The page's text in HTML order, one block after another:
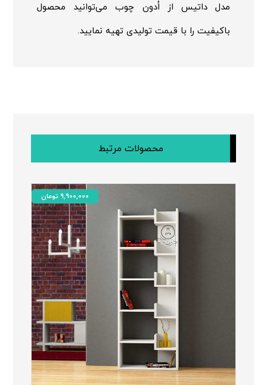
مدل داتیس از اُدون چوب می‌توانید محصول
باکیفیت را با قیمت تولیدی تهیه نمایید.
محصولات مرتبط
9,900,000 تومان